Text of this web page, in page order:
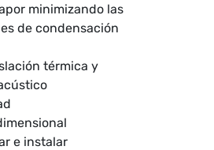
minimizando las
de condensación
térmica y
e instalar